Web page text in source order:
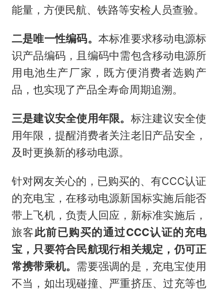
能量，方便民航、铁路等安检人员查验。
二是唯一性编码。 本标准要求移动电源标
识产品编码，且编码中需包含移动电源所
用电池生产厂家，既方便消费者选购产
品，也实现了产品全寿命周期追溯。
三是建议安全使用年限。 标注建议安全使
用年限，提醒消费者关注老旧产品安全，
及时更换新的移动电源。
针对网友关心的，已购买的、有CCC认证
的充电宝，在移动电源新国标实施后能否
带上飞机，负责人回应，新标准实施后，
旅客此前已购买的通过CCC认证的充电
宝，只要符合民航现行相关规定，仍可正
常携带乘机。 需要强调的是，充电宝使用
不当，如出现碰撞、严重挤压、过充等也